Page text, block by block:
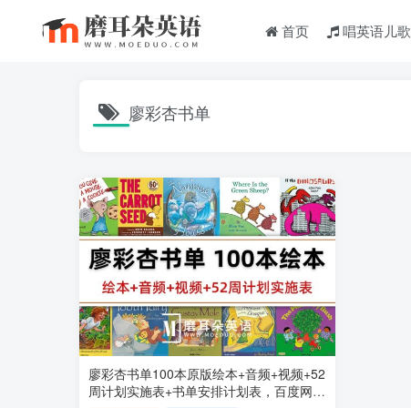
首页 唱英语儿歌
廖彩杏书单
廖彩杏书单100本原版绘本+音频+视频+52
周计划实施表+书单安排计划表，百度网盘